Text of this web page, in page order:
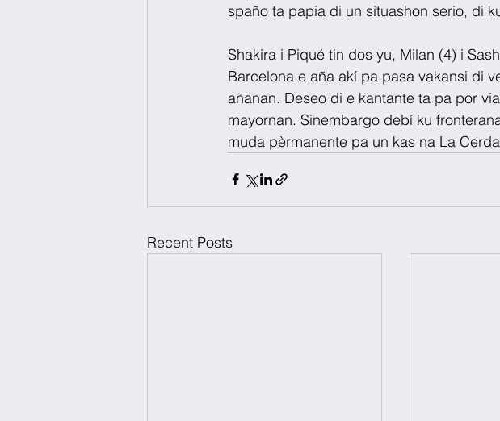
spaño ta papia di un situashon serio, di
Shakira i Piqué tin dos yu, Milan (4) i
Barcelona e aña akí pa pasa vakansi di
añanan. Deseo di e kantante ta pa por
mayornan. Sinembargo debí ku
muda pèrmanente pa un kas na La
Recent Posts